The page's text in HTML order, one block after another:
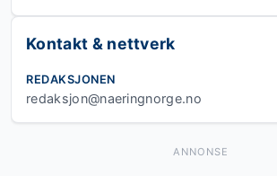
Kontakt & nettverk
REDAKSJONEN
redaksjon@naeringnorge.no
ANNONSE